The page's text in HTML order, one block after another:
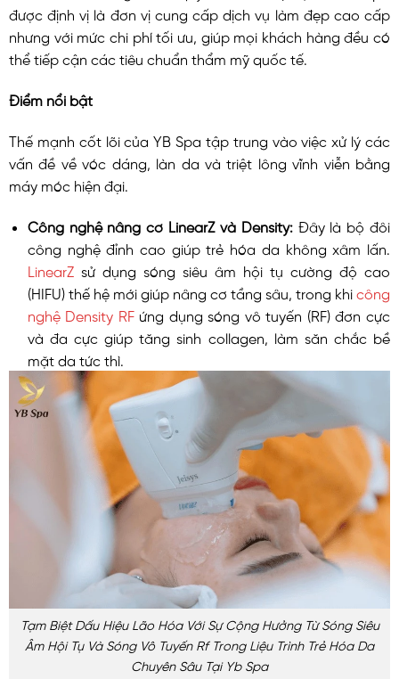
được định vị là đơn vị cung cấp dịch vụ làm đẹp cao cấp
nhưng với mức chi phí tối ưu, giúp mọi khách hàng đều có
thể tiếp cận các tiêu chuẩn thẩm mỹ quốc tế.
Điểm nổi bật
Thế mạnh cốt lõi của YB Spa tập trung vào việc xử lý các
vấn đề về vóc dáng, làn da và triệt lông vĩnh viễn bằng
máy móc hiện đại.
Công nghệ nâng cơ LinearZ và Density: Đây là bộ đôi
công nghệ đỉnh cao giúp trẻ hóa da không xâm lấn.
LinearZsử dụng sóng siêu âm hội tụ cường độ cao
(HIFU) thế hệ mới giúp nâng cơ tầng sâu, trong khi công
nghệ Density RFứng dụng sóng vô tuyến (RF) đơn cực
và đa cực giúp tăng sinh collagen, làm săn chắc bề
mặt da tức thì.
Tạm Biệt Dấu Hiệu Lão Hóa Với Sự Cộng Hưởng Từ Sóng Siêu
Âm Hội Tụ Và Sóng Vô Tuyến Rf Trong Liệu Trình Trẻ Hóa Da
Chuyên Sâu Tại Yb Spa